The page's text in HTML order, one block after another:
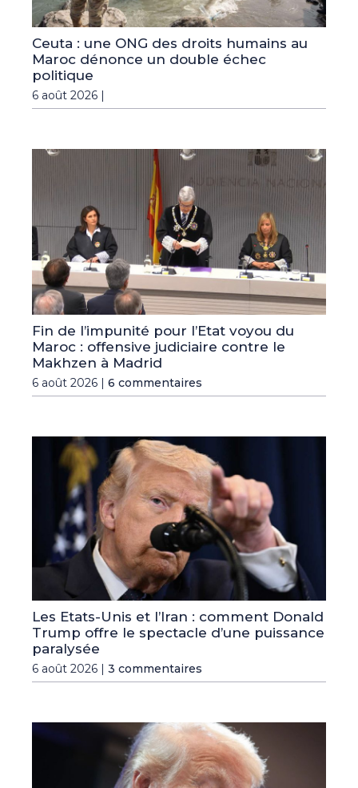
Ceuta : une ONG des droits humains au
Maroc dénonce un double échec
politique
6 août 2026 |
Fin de l’impunité pour l’Etat voyou du
Maroc : offensive judiciaire contre le
Makhzen à Madrid
6 août 2026 | 6 commentaires
Les Etats-Unis et l’Iran : comment Donald
Trump offre le spectacle d’une puissance
paralysée
6 août 2026 | 3 commentaires